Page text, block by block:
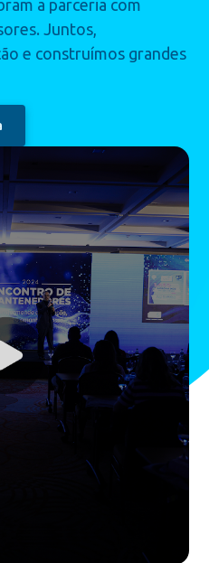
a parceria com
Juntos,
e construímos grandes